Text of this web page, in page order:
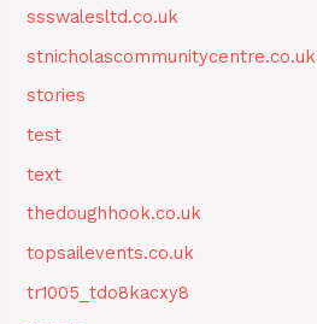
ssswalesltd.co.uk
stnicholascommunitycentre.co.uk
stories
test
text
thedoughhook.co.uk
topsailevents.co.uk
tr1005_tdo8kacxy8